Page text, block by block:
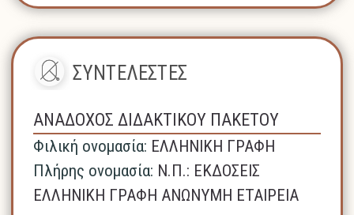
ΣΥΝΤΕΛΕΣΤΕΣ
ΑΝΑΔΟΧΟΣ ΔΙΔΑΚΤΙΚΟΥ ΠΑΚΕΤΟΥ
Φιλική ονομασία: ΕΛΛΗΝΙΚΗ ΓΡΑΦΗ
Πλήρης ονομασία: N.Π.: ΕΚΔΟΣΕΙΣ
ΕΛΛΗΝΙΚΗ ΓΡΑΦΗ ΑΝΩΝΥΜΗ ΕΤΑΙΡΕΙΑ